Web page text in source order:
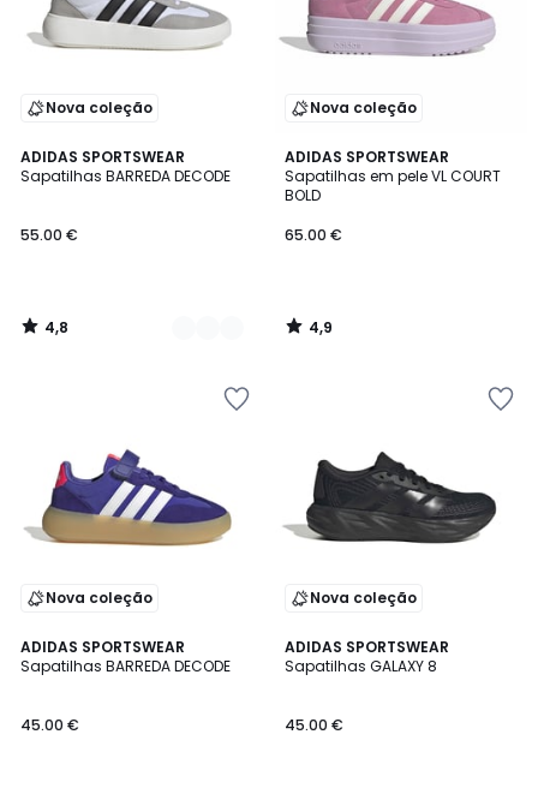
Nova coleção
ADIDAS SPORTSWEAR
Sapatilhas BARREDA DECODE
55.00 €
4,8
/ 5
2
Cores
4,8
/
Nova coleção
ADIDAS SPORTSWEAR
Sapatilhas em pele VL COURT
BOLD
65.00 €
4,9
/ 5
4,9
/
Nova coleção
ADIDAS SPORTSWEAR
Sapatilhas BARREDA DECODE
45.00 €
4,9
/ 5
2
Cores
Nova coleção
ADIDAS SPORTSWEAR
Sapatilhas GALAXY 8
45.00 €
5
/